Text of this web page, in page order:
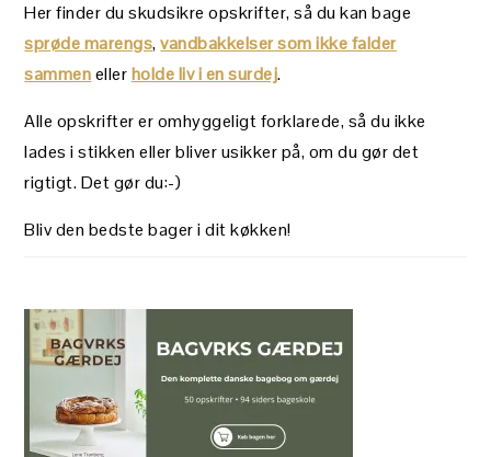
Her finder du skudsikre opskrifter, så du kan bage
sprøde marengs,vandbakkelser som ikke falder
sammenellerholde liv i en surdej.
Alle opskrifter er omhyggeligt forklarede, så du ikke
lades i stikken eller bliver usikker på, om du gør det
rigtigt. Det gør du:-)
Bliv den bedste bager i dit køkken!